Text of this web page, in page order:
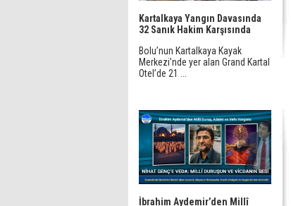
Kartalkaya Yangın Davasında
32 Sanık Hakim Karşısında
Bolu’nun Kartalkaya Kayak
Merkezi’nde yer alan Grand Kartal
Otel’de 21 ...
İbrahim Aydemir’den Millî